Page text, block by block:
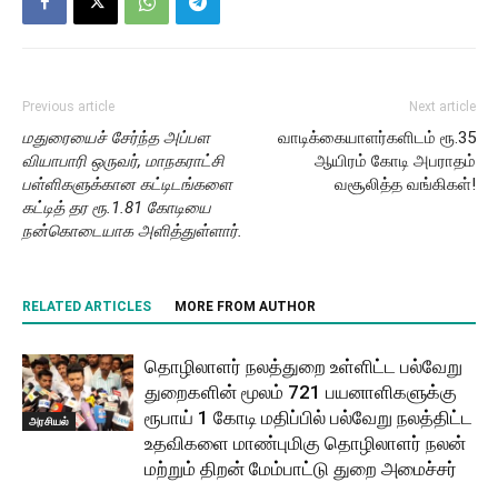
Previous article
மதுரையைச் சேர்ந்த அப்பள
வியாபாரி ஒருவர், மாநகராட்சி
பள்ளிகளுக்கான கட்டிடங்களை
கட்டித் தர ரூ.1.81 கோடியை
நன்கொடையாக அளித்துள்ளார்.
Next article
வாடிக்கையாளர்களிடம் ரூ.35
ஆயிரம் கோடி அபராதம்
வசூலித்த வங்கிகள்!
RELATED ARTICLES MORE FROM AUTHOR
அரசியல்
தொழிலாளர் நலத்துறை உள்ளிட்ட பல்வேறு
துறைகளின் மூலம் 721 பயனாளிகளுக்கு
ரூபாய் 1 கோடி மதிப்பில் பல்வேறு நலத்திட்ட
உதவிகளை மாண்புமிகு தொழிலாளர் நலன்
மற்றும் திறன் மேம்பாட்டு துறை அமைச்சர்